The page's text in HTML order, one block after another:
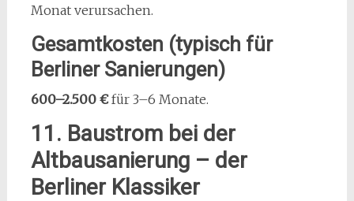
Monat verursachen.
Gesamtkosten (typisch für
Berliner Sanierungen)
600–2.500 €für 3–6 Monate.
11. Baustrom bei der
Altbausanierung – der
Berliner Klassiker